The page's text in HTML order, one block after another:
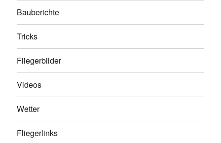
Bauberichte
Tricks
Fliegerbilder
Videos
Wetter
Fliegerlinks